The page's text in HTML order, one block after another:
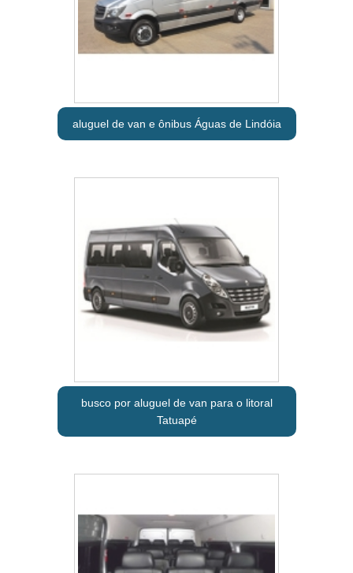
aluguel de van e ônibus Águas de Lindóia
busco por aluguel de van para o litoral
Tatuapé